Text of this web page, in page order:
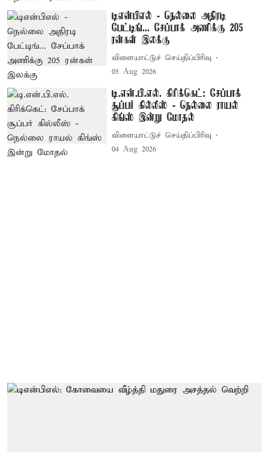
டிஎன்பிஎல் - நெல்லை அதிரடி
பேட்டிங்... சேப்பாக் அணிக்கு 205
ரன்கள் இலக்கு
விளையாட்டுச் செய்திப்பிரிவு
05 Aug 2026
டி.என்.பி.எல். கிரிக்கெட்: சேப்பாக்
சூப்பர் கில்லீஸ் - நெல்லை ராயல்
கிங்ஸ் இன்று மோதல்
விளையாட்டுச் செய்திப்பிரிவு
04 Aug 2026